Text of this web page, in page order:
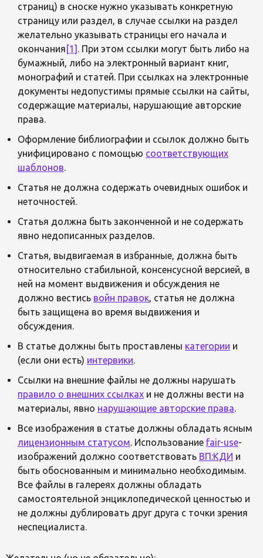
страниц) в сноске нужно указывать конкретную
страницу или раздел, в случае ссылки на раздел
желательно указывать страницы его начала и
окончания [1] . При этом ссылки могут быть либо на
бумажный, либо на электронный вариант книг,
монографий и статей. При ссылках на электронные
документы недопустимы прямые ссылки на сайты,
содержащие материалы, нарушающие авторские
права.
Оформление библиографии и ссылок должно быть
унифицировано с помощью соответствующих
шаблонов.
Статья не должна содержать очевидных ошибок и
неточностей.
Статья должна быть законченной и не содержать
явно недописанных разделов.
Статья, выдвигаемая в избранные, должна быть
относительно стабильной, консенсусной версией, в
ней на момент выдвижения и обсуждения не
должно вестись войн правок, статья не должна
быть защищена во время выдвижения и
обсуждения.
В статье должны быть проставлены категории и
(если они есть) интервики.
Ссылки на внешние файлы не должны нарушать
правило о внешних ссылках и не должны вести на
материалы, явно нарушающие авторские права.
Все изображения в статье должны обладать ясным
лицензионным статусом. Использование fair-use-
изображений должно соответствовать ВП:КДИ и
быть обоснованным и минимально необходимым.
Все файлы в галереях должны обладать
самостоятельной энциклопедической ценностью и
не должны дублировать друг друга с точки зрения
неспециалиста.